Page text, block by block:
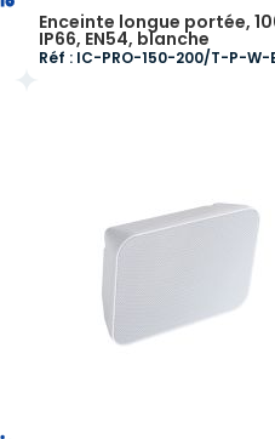
Enceinte longue portée,
IP66, EN54, blanche
Réf : IC-PRO-150-200/T-P-W-